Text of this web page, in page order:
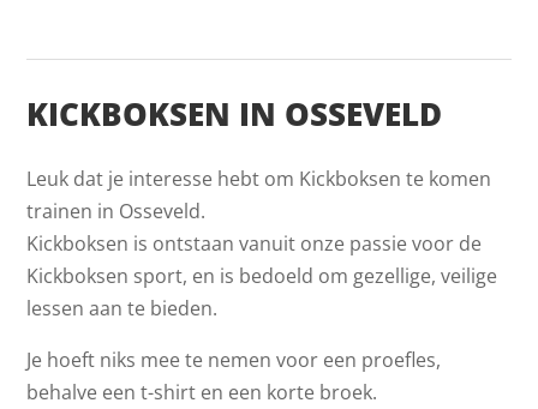
KICKBOKSEN IN OSSEVELD
Leuk dat je interesse hebt om Kickboksen te komen
trainen in Osseveld.
Kickboksen is ontstaan vanuit onze passie voor de
Kickboksen sport, en is bedoeld om gezellige, veilige
lessen aan te bieden.
Je hoeft niks mee te nemen voor een proefles,
behalve een t-shirt en een korte broek.